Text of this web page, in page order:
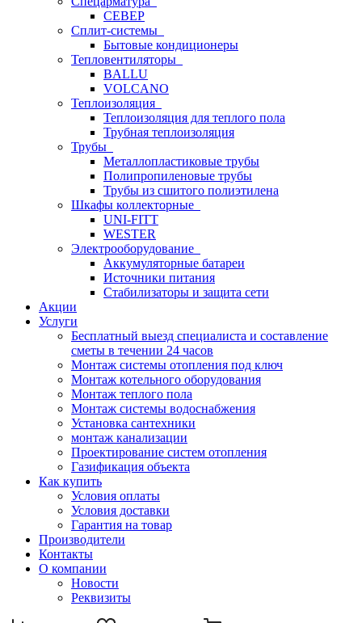
СЕВЕР
Сплит-системы
Бытовые кондиционеры
Тепловентиляторы
BALLU
VOLCANO
Теплоизоляция
Теплоизоляция для теплого пола
Трубная теплоизоляция
Трубы
Металлопластиковые трубы
Полипропиленовые трубы
Трубы из сшитого полиэтилена
Шкафы коллекторные
UNI-FITT
WESTER
Электрооборудование
Аккумуляторные батареи
Источники питания
Стабилизаторы и защита сети
Акции
Услуги
Бесплатный выезд специалиста и составление
сметы в течении 24 часов
Монтаж системы отопления под ключ
Монтаж котельного оборудования
Монтаж теплого пола
Монтаж системы водоснабжения
Установка сантехники
монтаж канализации
Проектирование систем отопления
Газификация объекта
Как купить
Условия оплаты
Условия доставки
Гарантия на товар
Производители
Контакты
О компании
Новости
Реквизиты